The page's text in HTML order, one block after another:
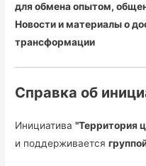
для обмена опытом,
Новости и материалы о
трансформации
Справка об
Инициатива"Территория
и поддерживается